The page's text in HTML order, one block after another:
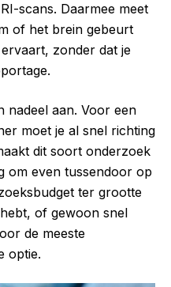
scans. Daarmee meet
of het brein gebeurt
zonder dat je
nadeel aan. Voor een
moet je al snel richting
dit soort onderzoek
om even tussendoor op
ter grootte
of gewoon snel
de meeste
optie.